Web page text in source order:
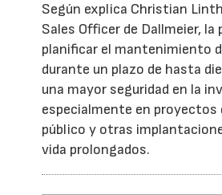
Según explica Christian
Sales Officer de Dallmeier, la
planificar el mantenimiento
durante un plazo de hasta
una mayor seguridad en la
especialmente en proyectos
público y otras
vida prolongados.